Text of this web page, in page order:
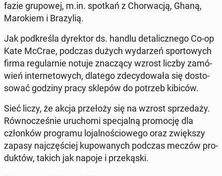
fazie gru­po­wej, m.in. spotkań z Chor­wa­cją, Ghaną,
Ma­ro­kiem i Bra­zy­lią.
Jak pod­kre­śla dy­rek­tor ds. handlu de­ta­licz­ne­go Co-op
Kate McCrae, podczas dużych wy­da­rzeń spor­to­wych
firma re­gu­lar­nie notuje zna­czą­cy wzrost liczby za­mó­
wień in­ter­ne­to­wych, dlatego zde­cy­do­wa­ła się do­sto­
so­wać godziny pracy sklepów do potrzeb kibiców.
Sieć liczy, że akcja prze­ło­ży się na wzrost sprze­da­ży.
Rów­no­cze­śnie uru­cho­mi spe­cjal­ną pro­mo­cję dla
człon­ków pro­gra­mu lo­jal­no­ścio­we­go oraz zwięk­szy
zapasy naj­czę­ściej ku­po­wa­nych podczas meczów pro­
duk­tów, takich jak napoje i prze­ką­ski.